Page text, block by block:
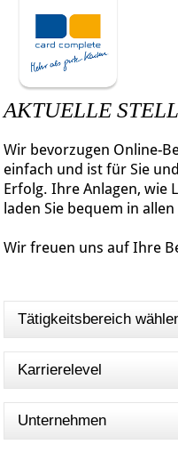
Stellenangebote
Unternehmensziele
Wie bewerbe ich mich
AKTUELLE
Wir bevorzugen Online-
einfach und ist für Sie
Erfolg. Ihre Anlagen, wie
laden Sie bequem in
Wir freuen uns auf Ihre
Tätigkeitsbereich
Karrierelevel
Unternehmen